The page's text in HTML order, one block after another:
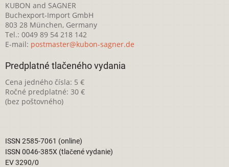
KUBON and SAGNER
Buchexport-Import GmbH
803 28 München, Germany
Tel.: 0049 89 54 218 142
E-mail: postmaster@kubon-sagner.de
Predplatné tlačeného vydania
Cena jedného čísla: 5 €
Ročné predplatné: 30 €
(bez poštovného)
ISSN 2585-7061 (online)
ISSN 0046-385X (tlačené vydanie)
EV 3290/0